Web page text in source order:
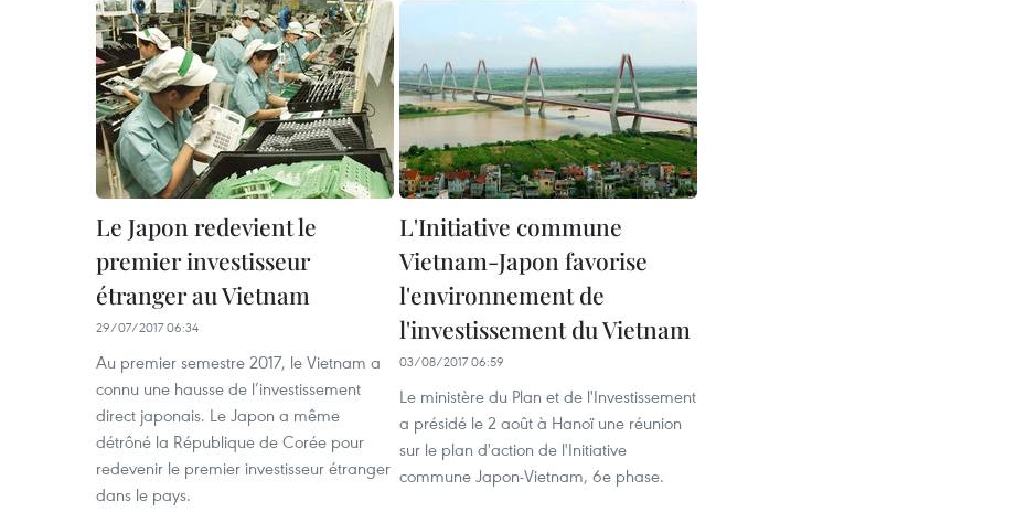
Le Japon redevient le
premier investisseur
étranger au Vietnam
29/07/2017 06:34
Au premier semestre 2017, le Vietnam a
connu une hausse de l’investissement
direct japonais. Le Japon a même
détrôné la République de Corée pour
redevenir le premier investisseur étranger
dans le pays.
L'Initiative commune
Vietnam-Japon favorise
l'environnement de
l'investissement du Vietnam
03/08/2017 06:59
Le ministère du Plan et de l'Investissement
a présidé le 2 août à Hanoï une réunion
sur le plan d'action de l'Initiative
commune Japon-Vietnam, 6e phase.